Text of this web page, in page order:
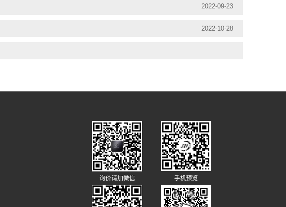
2022-09-23
2022-10-28
询价请加微信 手机预览